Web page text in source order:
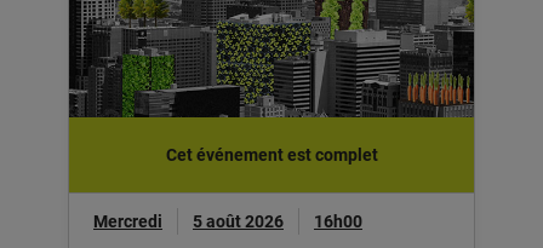
Cet événement est complet
Mercredi 5 août 2026 16h00